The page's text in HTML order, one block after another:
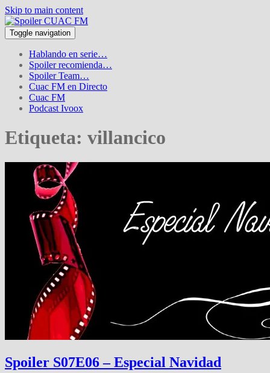
Skip to main content
Toggle navigation
Hablando en serie…
Spoiler recomienda…
Spoiler Team…
Cuac FM en Directo
Cuac FM
Podcast Ivoox
Etiqueta: villancico
Spoiler S07E06 – Especial Navidad